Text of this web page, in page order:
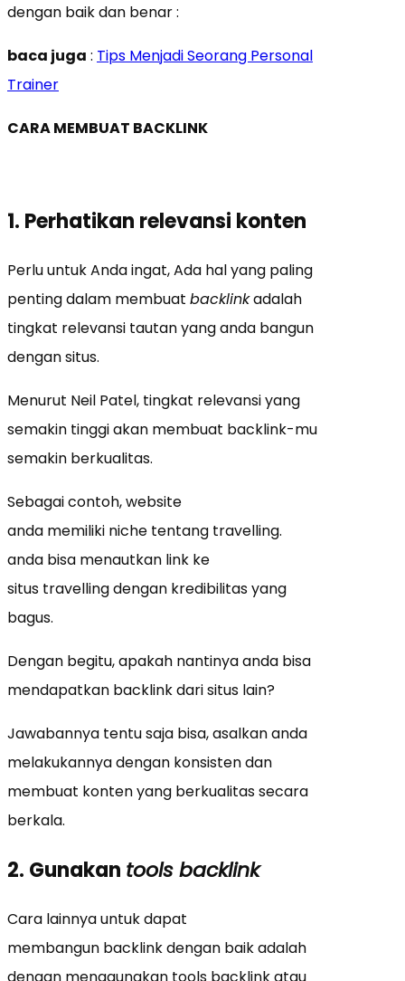
dengan baik dan benar :
baca juga : Tips Menjadi Seorang Personal
Trainer
CARA MEMBUAT BACKLINK
1. Perhatikan relevansi konten
Perlu untuk Anda ingat, Ada hal yang paling
penting dalam membuat backlinkadalah
tingkat relevansi tautan yang anda bangun
dengan situs.
Menurut Neil Patel, tingkat relevansi yang
semakin tinggi akan membuat backlink-mu
semakin berkualitas.
Sebagai contoh, website
anda memiliki niche tentang travelling.
anda bisa menautkan link ke
situs travelling dengan kredibilitas yang
bagus.
Dengan begitu, apakah nantinya anda bisa
mendapatkan backlink dari situs lain?
Jawabannya tentu saja bisa, asalkan anda
melakukannya dengan konsisten dan
membuat konten yang berkualitas secara
berkala.
2. Gunakan tools backlink
Cara lainnya untuk dapat
membangun backlink dengan baik adalah
dengan menggunakan tools backlink atau